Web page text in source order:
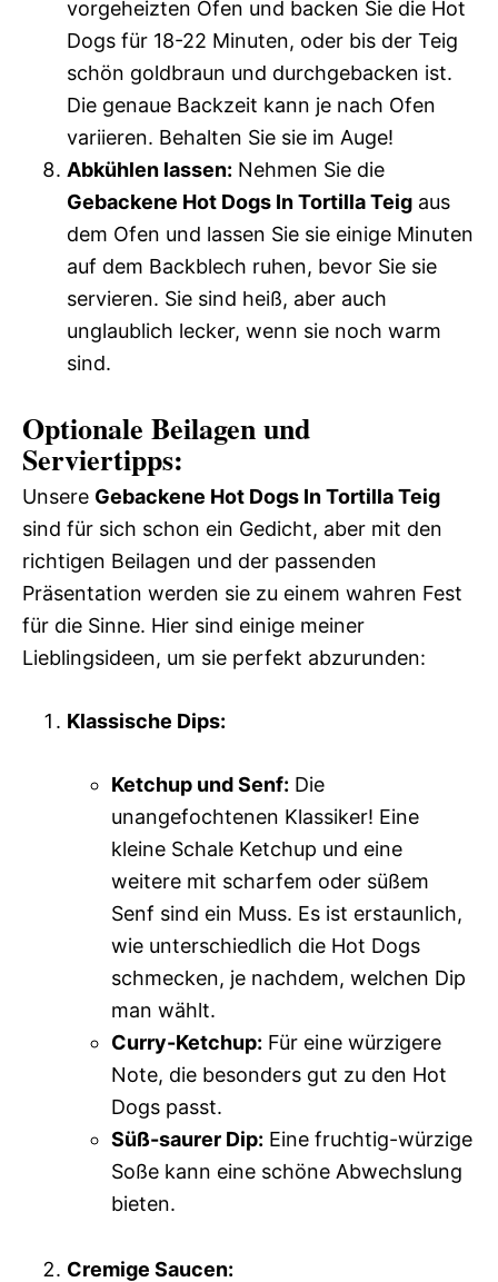
vorgeheizten Ofen und backen Sie die Hot
Dogs für 18-22 Minuten, oder bis der Teig
schön goldbraun und durchgebacken ist.
Die genaue Backzeit kann je nach Ofen
variieren. Behalten Sie sie im Auge!
Abkühlen lassen: Nehmen Sie die
Gebackene Hot Dogs In Tortilla Teig aus
dem Ofen und lassen Sie sie einige Minuten
auf dem Backblech ruhen, bevor Sie sie
servieren. Sie sind heiß, aber auch
unglaublich lecker, wenn sie noch warm
sind.
Optionale Beilagen und
Serviertipps:
Unsere Gebackene Hot Dogs In Tortilla Teig
sind für sich schon ein Gedicht, aber mit den
richtigen Beilagen und der passenden
Präsentation werden sie zu einem wahren Fest
für die Sinne. Hier sind einige meiner
Lieblingsideen, um sie perfekt abzurunden:
Klassische Dips:
Ketchup und Senf: Die
unangefochtenen Klassiker! Eine
kleine Schale Ketchup und eine
weitere mit scharfem oder süßem
Senf sind ein Muss. Es ist erstaunlich,
wie unterschiedlich die Hot Dogs
schmecken, je nachdem, welchen Dip
man wählt.
Curry-Ketchup: Für eine würzigere
Note, die besonders gut zu den Hot
Dogs passt.
Süß-saurer Dip: Eine fruchtig-würzige
Soße kann eine schöne Abwechslung
bieten.
Cremige Saucen: